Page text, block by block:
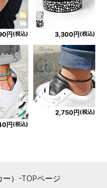
円 (税込) 3,300円 (税込)
円 (税込)
2,750円(税込)
）-TOPページ